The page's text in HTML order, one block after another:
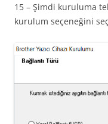
15 – Şimdi kuruluma
kurulum seçeneğini